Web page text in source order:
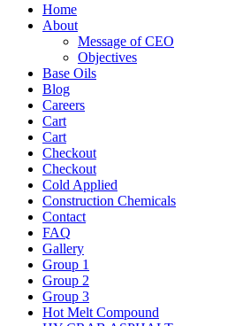
Home
About
Message of CEO
Objectives
Base Oils
Blog
Careers
Cart
Cart
Checkout
Checkout
Cold Applied
Construction Chemicals
Contact
FAQ
Gallery
Group 1
Group 2
Group 3
Hot Melt Compound